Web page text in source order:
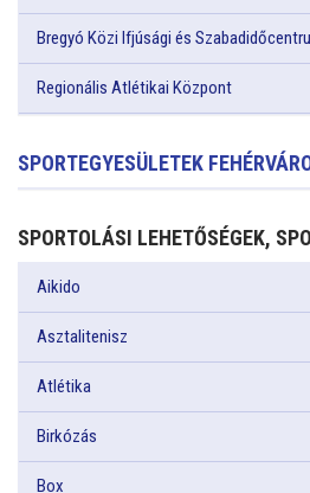
Bregyó Közi Ifjúsági és
Regionális Atlétikai Központ
SPORTEGYESÜLETEK
SPORTOLÁSI LEHETŐSÉGEK,
Aikido
Asztalitenisz
Atlétika
Birkózás
Box